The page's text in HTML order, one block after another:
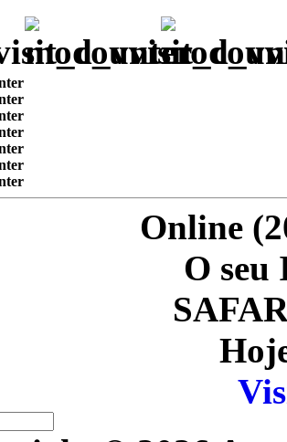
Online
O seu